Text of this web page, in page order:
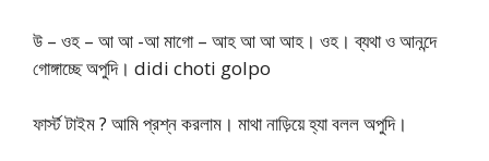
উ – ওহ – আ আ -আ মাগো – আহ আ আ আহ। ওহ। ব্যথা ও আনন্দে
গোঙ্গাচ্ছে অপুদি। didi choti golpo
ফার্স্ট টাইম ? আমি প্রশ্ন করলাম। মাথা নাড়িয়ে হ্যা বলল অপুদি।